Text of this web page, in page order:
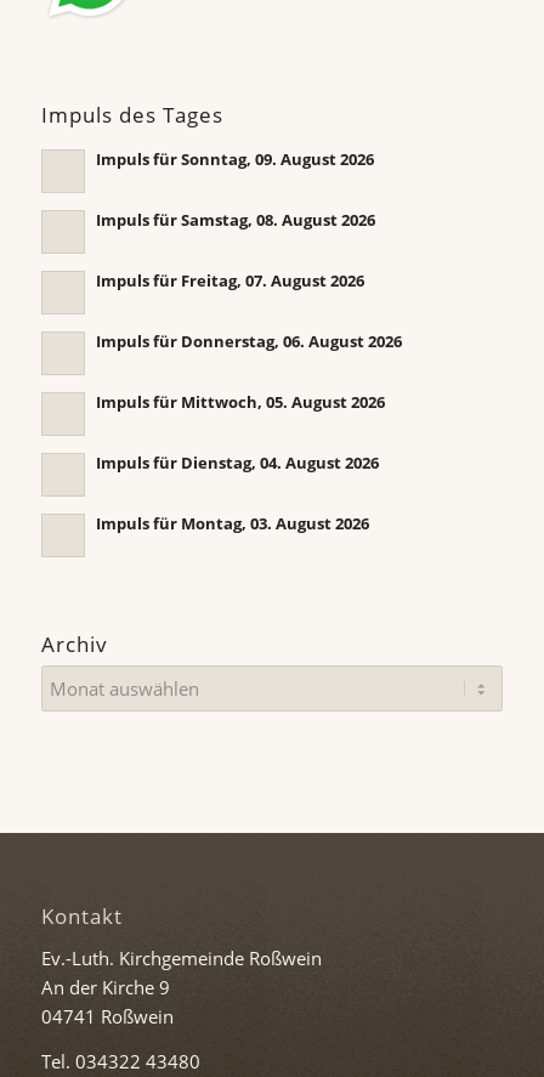
Impuls des Tages
Impuls für Sonntag, 09. August 2026
Impuls für Samstag, 08. August 2026
Impuls für Freitag, 07. August 2026
Impuls für Donnerstag, 06. August 2026
Impuls für Mittwoch, 05. August 2026
Impuls für Dienstag, 04. August 2026
Impuls für Montag, 03. August 2026
Archiv
Kontakt
Ev.-Luth. Kirchgemeinde Roßwein
An der Kirche 9
04741 Roßwein
Tel. 034322 43480